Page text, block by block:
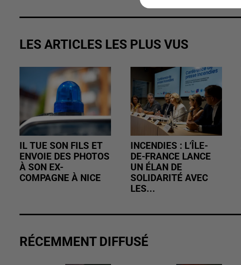
LES ARTICLES LES PLUS VUS
IL TUE SON FILS ET
ENVOIE DES PHOTOS
À SON EX-
COMPAGNE À NICE
INCENDIES : L’ÎLE-
DE-FRANCE LANCE
UN ÉLAN DE
SOLIDARITÉ AVEC
LES...
RÉCEMMENT DIFFUSÉ